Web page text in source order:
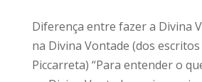
Diferença entre fazer a Divina
na Divina Vontade (dos
Piccarreta) “Para entender o